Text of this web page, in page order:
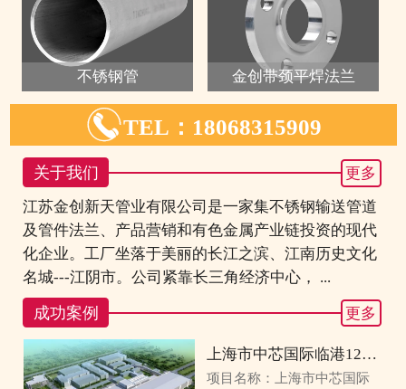
不锈钢管 金创带颈平焊法兰
TEL：18068315909
关于我们
更多
江苏金创新天管业有限公司是一家集不锈钢输送管道
及管件法兰、产品营销和有色金属产业链投资的现代
化企业。工厂坐落于美丽的长江之滨、江南历史文化
名城---江阴市。公司紧靠长三角经济中心， ...
成功案例 更多
上海市中芯国际临港12英寸
项目名称：上海市中芯国际